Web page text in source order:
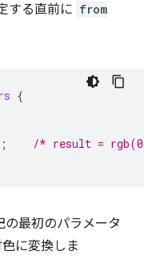
する直前に from
{
/* result =
最初のパラメータ
に変換しま